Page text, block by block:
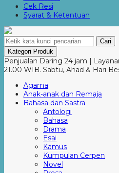
Cek Resi
Syarat & Ketentuan
Cari
Kategori Produk
Penjualan Daring 24 jam |
21.00 WIB. Sabtu, Ahad & Hari
Agama
Anak-anak dan Remaja
Bahasa dan Sastra
Antologi
Bahasa
Drama
Esai
Kamus
Kumpulan Cerpen
Novel